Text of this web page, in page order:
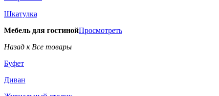
Шкатулка
Мебель для гостинойПросмотреть
Назад к Все товары
Буфет
Диван